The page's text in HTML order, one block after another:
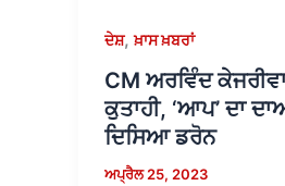
ਦੇਸ਼,ਖ਼ਾਸ ਖ਼ਬਰਾਂ
CM ਅਰਵਿੰਦ
ਕੁਤਾਹੀ, ‘ਆਪ’ ਦਾ
ਦਿਸਿਆ ਡਰੋਨ
ਅਪ੍ਰੈਲ 25, 2023